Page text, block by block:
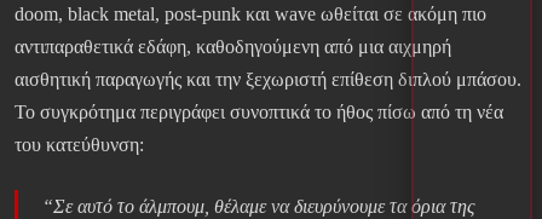
doom, black metal, post-punk και wave ωθείται σε ακόμη πιο
αντιπαραθετικά εδάφη, καθοδηγούμενη από μια αιχμηρή
αισθητική παραγωγής και την ξεχωριστή επίθεση διπλού μπάσου.
Το συγκρότημα περιγράφει συνοπτικά το ήθος πίσω από τη νέα
του κατεύθυνση:
“Σε αυτό το άλμπουμ, θέλαμε να διευρύνουμε τα όρια της